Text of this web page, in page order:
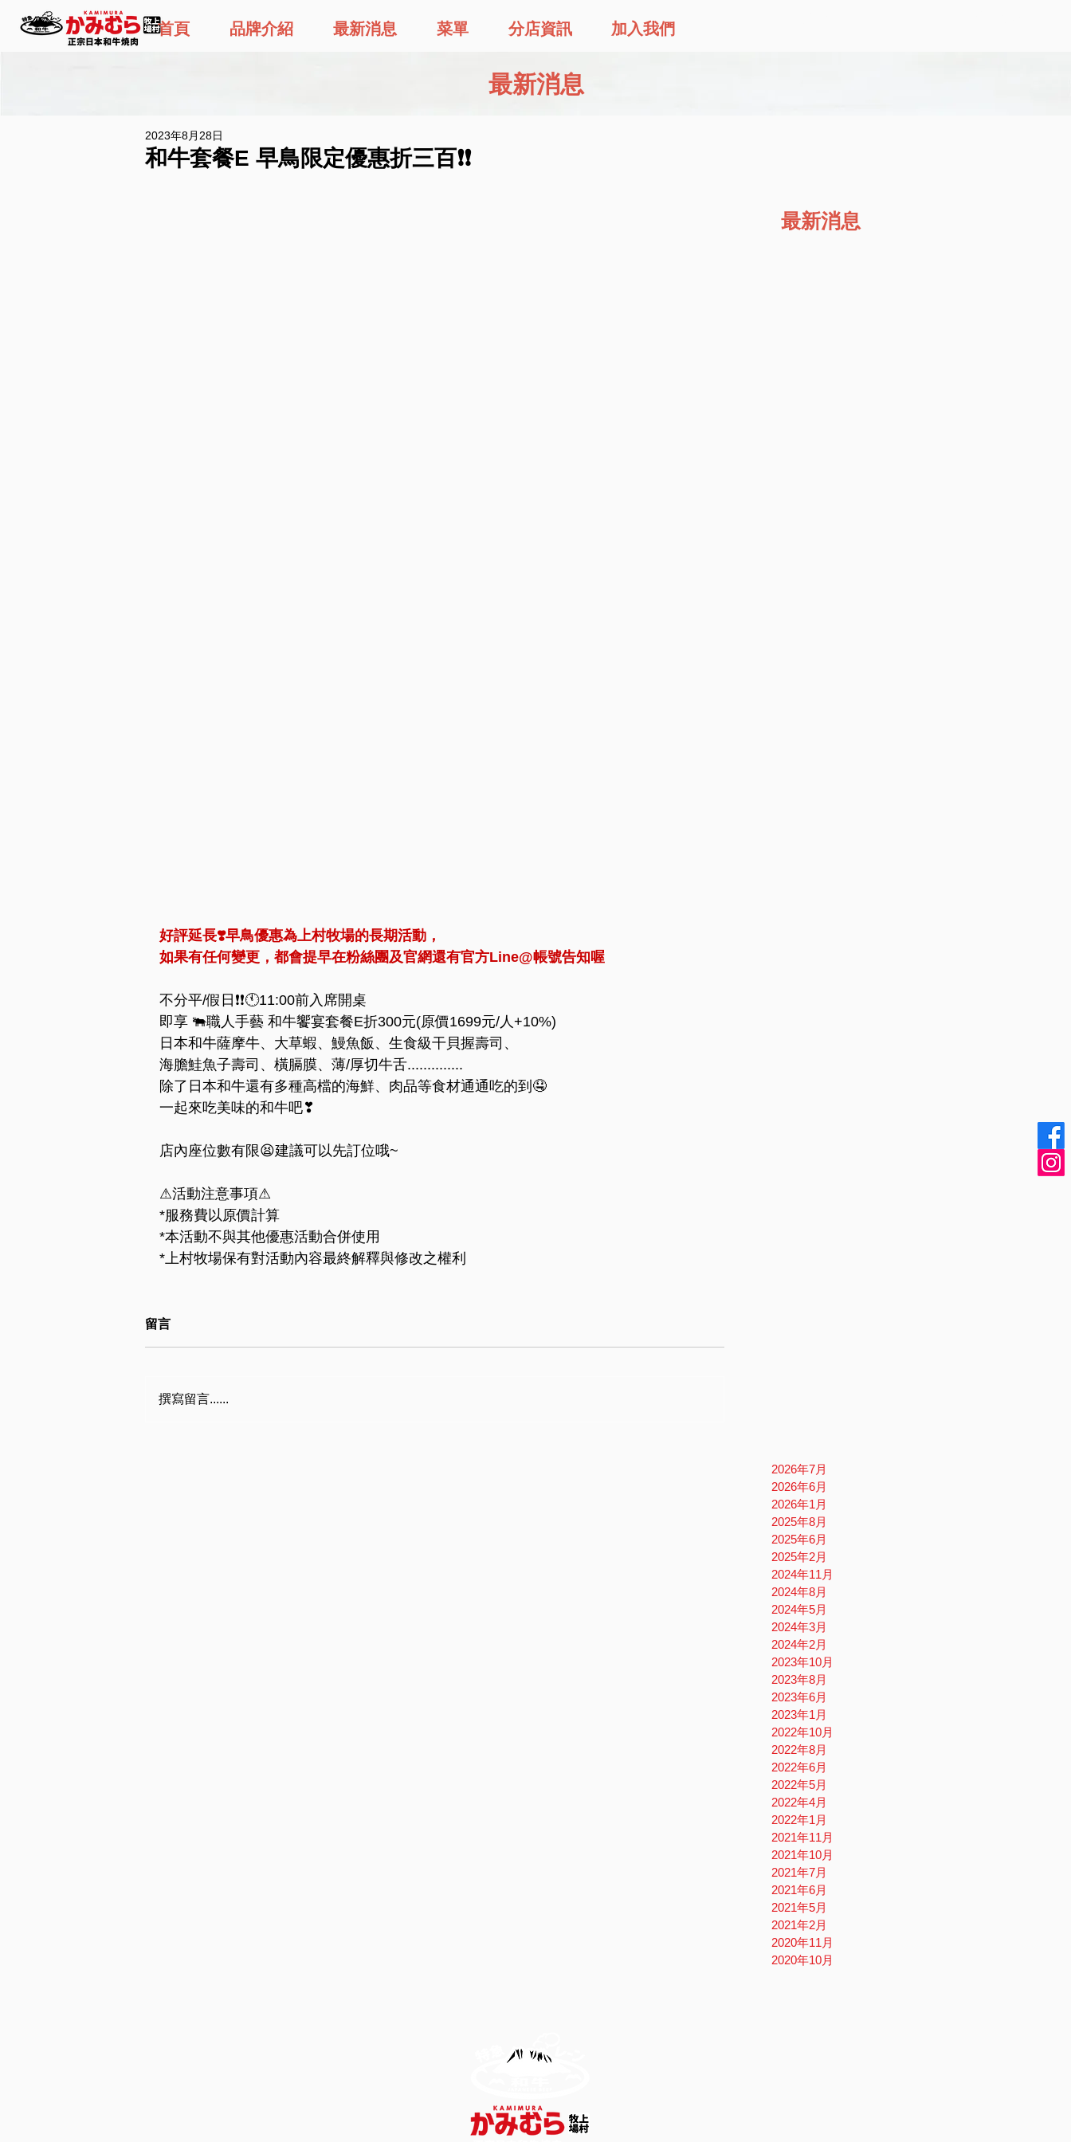
首頁 品牌介紹 最新消息 菜單 分店資訊 加入我們
和牛套餐E 早鳥限定優惠折三百❗❗
2023年8月28日
好評延長❣️早鳥優惠為上村牧場的長期活動，
如果有任何變更，都會提早在粉絲團及官網還有官方Line@帳號告知喔
不分平/假日❗❗🕚11:00前入席開桌
即享 🐃職人手藝 和牛饗宴套餐E折300元(原價1699元/人+10%)
日本和牛薩摩牛、大草蝦、鰻魚飯、生食級干貝握壽司、
海膽鮭魚子壽司、橫膈膜、薄/厚切牛舌..............
除了日本和牛還有多種高檔的海鮮、肉品等食材通通吃的到🤤
一起來吃美味的和牛吧❣
店內座位數有限😫建議可以先訂位哦~
⚠活動注意事項⚠
*服務費以原價計算
*本活動不與其他優惠活動合併使用
*上村牧場保有對活動內容最終解釋與修改之權利
留言
撰寫留言......
2026年7月
2026年6月
2026年1月
2025年8月
2025年6月
2025年2月
2024年11月
2024年8月
2024年5月
2024年3月
2024年2月
2023年10月
2023年8月
2023年6月
2023年1月
2022年10月
2022年8月
2022年6月
2022年5月
2022年4月
2022年1月
2021年11月
2021年10月
2021年7月
2021年6月
2021年5月
2021年2月
2020年11月
2020年10月
最新消息
最新消息